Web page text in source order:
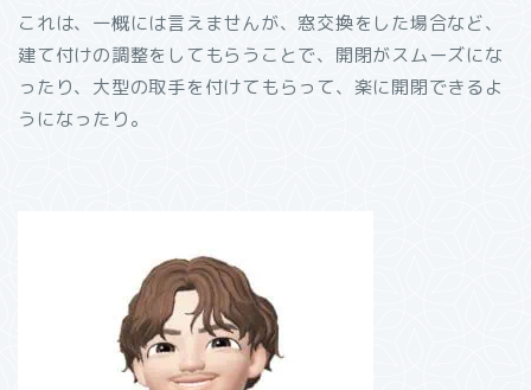
これは、一概には言えませんが、窓交換をした場合など、
建て付けの調整をしてもらうことで、開閉がスムーズにな
ったり、大型の取手を付けてもらって、楽に開閉できるよ
うになったり。